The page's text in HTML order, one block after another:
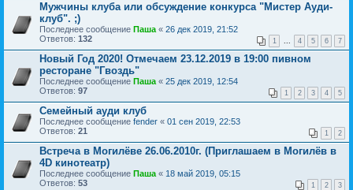
Мужчины клуба или обсуждение конкурса "Мистер Ауди-
клуб". ;)
Последнее сообщение Паша « 26 дек 2019, 21:52
Ответов: 132 1 ... 4 5 6 7
Новый Год 2020! Отмечаем 23.12.2019 в 19:00 пивном
ресторане "Гвоздь"
Последнее сообщение Паша « 25 дек 2019, 12:54
Ответов: 97 1 2 3 4 5
Семейный ауди клуб
Последнее сообщение fender « 01 сен 2019, 22:53
Ответов: 21 1 2
Встреча в Могилёве 26.06.2010г. (Приглашаем в Могилёв в
4D кинотеатр)
Последнее сообщение Паша « 18 май 2019, 05:15
Ответов: 53 1 2 3